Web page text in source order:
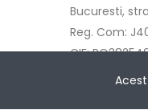
Bucuresti,
Reg. Com:
CIF:
Cont: